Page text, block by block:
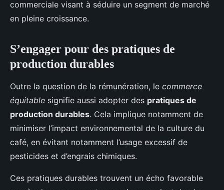
commerciale visant à séduire un segment de marché
en pleine croissance.
S’engager pour des pratiques de
production durables
Outre la question de la rémunération, le commerce
équitable signifie aussi adopter des pratiques de
production durables. Cela implique notamment de
minimiser l’impact environnemental de la culture du
café, en évitant notamment l’usage excessif de
pesticides et d’engrais chimiques.
Ces pratiques durables trouvent un écho favorable